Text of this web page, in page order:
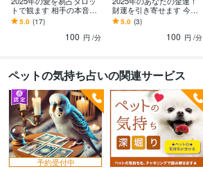
トで観ます 相手の本音や
未来の選択肢を読み解き
ます✨
5.0 (17)
100 円 /分
財運を引き寄せます 今後
の金運の流れを読み解
き、最適な行動を提案
5.0 (3)
100 円 /分
ペットの気持ち占いの関連サービス
予約受付中